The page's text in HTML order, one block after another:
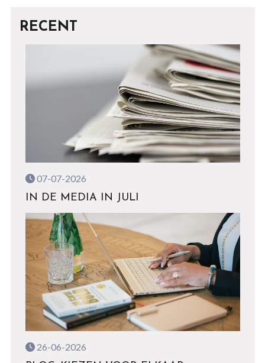
RECENT
07-07-2026
IN DE MEDIA IN JULI
26-06-2026